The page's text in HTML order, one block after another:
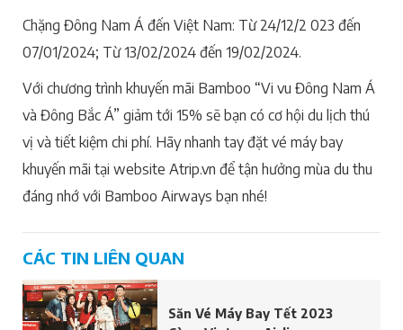
Chặng Đông Nam Á đến Việt Nam: Từ 24/12/2 023 đến
07/01/2024; Từ 13/02/2024 đến 19/02/2024.
Với chương trình khuyến mãi Bamboo “Vi vu Đông Nam Á
và Đông Bắc Á” giảm tới 15% sẽ bạn có cơ hội du lịch thú
vị và tiết kiệm chi phí. Hãy nhanh tay đặt vé máy bay
khuyến mãi tại website Atrip.vn để tận hưởng mùa du thu
đáng nhớ với Bamboo Airways bạn nhé!
CÁC TIN LIÊN QUAN
Săn Vé Máy Bay Tết 2023